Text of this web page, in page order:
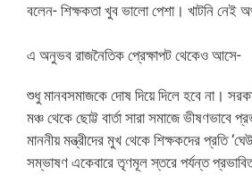
বলেন- শিক্ষকতা খুব ভালো পেশা। খাটনি নেই
এ অনুভব রাজনৈতিক প্রেক্ষাপট থেকেও আসে-
শুধু মানবসমাজকে দোষ দিয়ে দিলে হবে না।
মঞ্চ থেকে ছোট্ট বার্তা সারা সমাজে ভীষণভাবে
মাননীয় মন্ত্রীদের মুখ থেকে শিক্ষকদের প্রতি
সম্ভাষণ একেবারে তৃণমূল স্তরে পর্যন্ত